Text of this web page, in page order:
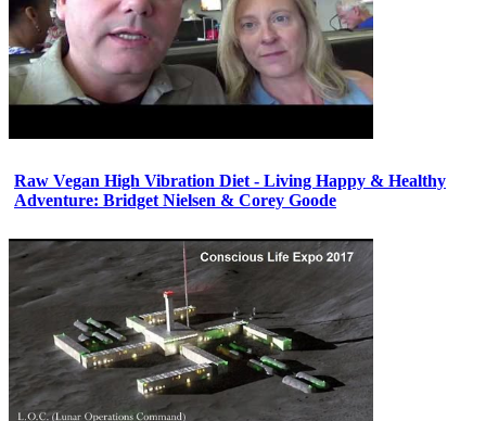
Raw Vegan High Vibration Diet - Living Happy & Healthy
Adventure: Bridget Nielsen & Corey Goode